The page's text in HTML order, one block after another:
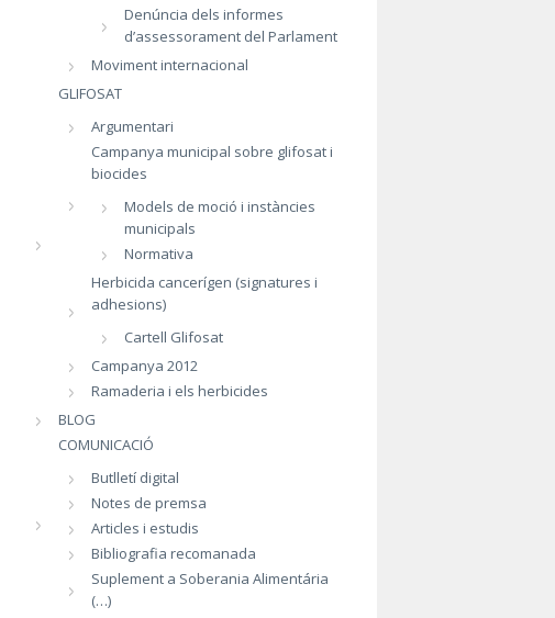
Denúncia dels informes
d’assessorament del Parlament
Moviment internacional
GLIFOSAT
Argumentari
Campanya municipal sobre glifosat i
biocides
Models de moció i instàncies
municipals
Normativa
Herbicida cancerígen (signatures i
adhesions)
Cartell Glifosat
Campanya 2012
Ramaderia i els herbicides
BLOG
COMUNICACIÓ
Butlletí digital
Notes de premsa
Articles i estudis
Bibliografia recomanada
Suplement a Soberania Alimentária
(…)